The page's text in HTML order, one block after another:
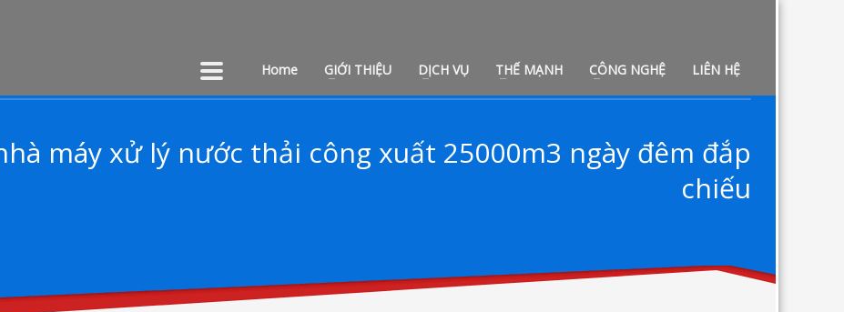
Home GIỚI THIỆU DỊCH VỤ THẾ MẠNH CÔNG NGHỆ LIÊN HỆ
máy xử lý nước thải công xuất 25000m3 ngày đêm đắp
chiếu